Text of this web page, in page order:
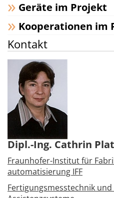
Geräte im Projekt
Kooperationen im
Kontakt
Dipl.-Ing. Cathrin
Fraunhofer-Institut für
automatisierung IFF
Fertigungsmesstechnik